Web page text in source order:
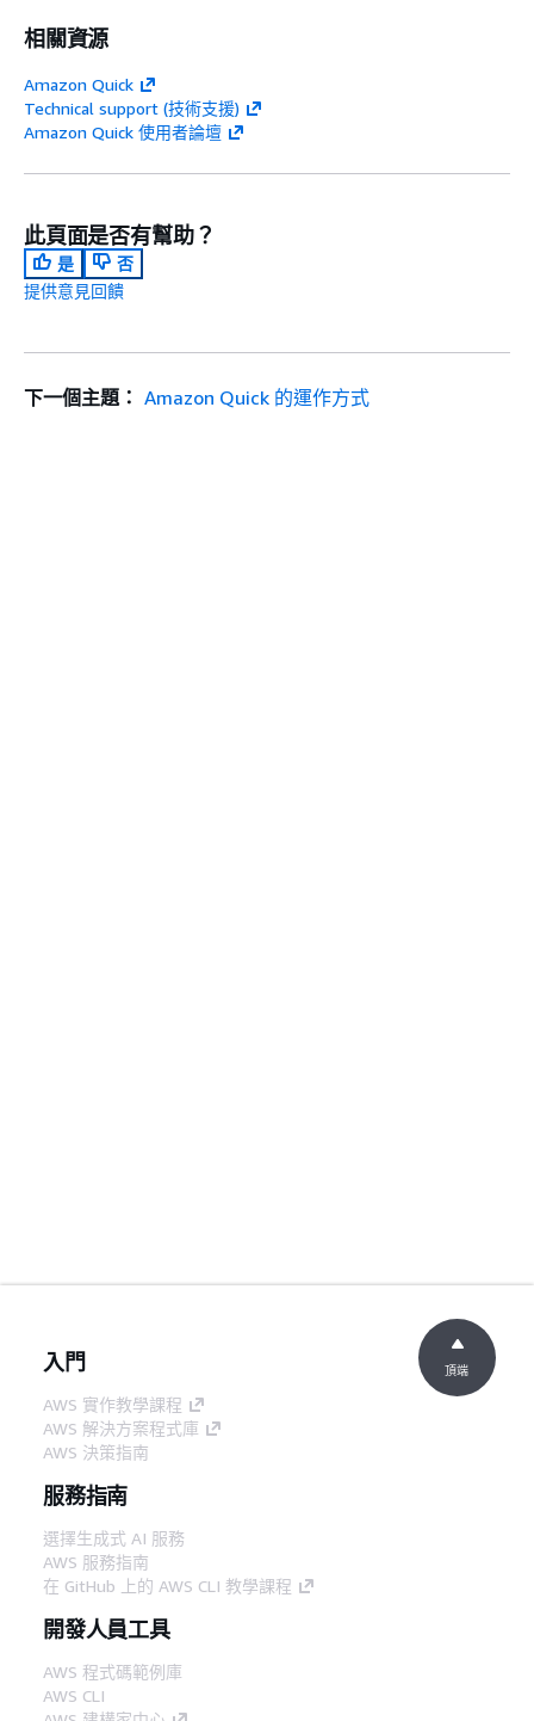
相關資源
Amazon Quick
Technical support (技術支援)
Amazon Quick 使用者論壇
此頁面是否有幫助？
是
否
提供意見回饋
下一個主題： Amazon Quick 的運作方式
入門
AWS 實作教學課程
AWS 解決方案程式庫
AWS 決策指南
服務指南
選擇生成式 AI 服務
AWS 服務指南
在 GitHub 上的 AWS CLI 教學課程
開發人員工具
AWS 程式碼範例庫
AWS CLI
頂端